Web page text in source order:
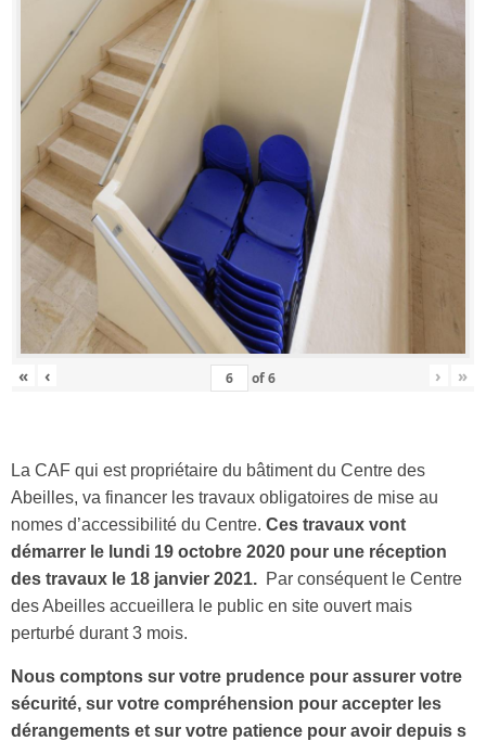
« ‹ of6 › »
La CAF qui est propriétaire du bâtiment du Centre des
Abeilles, va financer les travaux obligatoires de mise au
nomes d’accessibilité du Centre. Ces travaux vont
démarrer le lundi 19 octobre 2020 pour une réception
des travaux le 18 janvier 2021. Par conséquent le Centre
des Abeilles accueillera le public en site ouvert mais
perturbé durant 3 mois.
Nous comptons sur votre prudence pour assurer votre
sécurité, sur votre compréhension pour accepter les
dérangements et sur votre patience pour avoir depuis s